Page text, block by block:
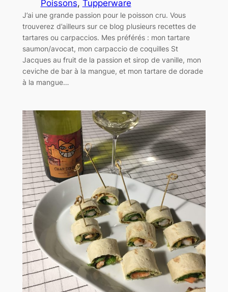
Poissons, Tupperware
J’ai une grande passion pour le poisson cru. Vous
trouverez d’ailleurs sur ce blog plusieurs recettes de
tartares ou carpaccios. Mes préférés : mon tartare
saumon/avocat, mon carpaccio de coquilles St
Jacques au fruit de la passion et sirop de vanille, mon
ceviche de bar à la mangue, et mon tartare de dorade
à la mangue…